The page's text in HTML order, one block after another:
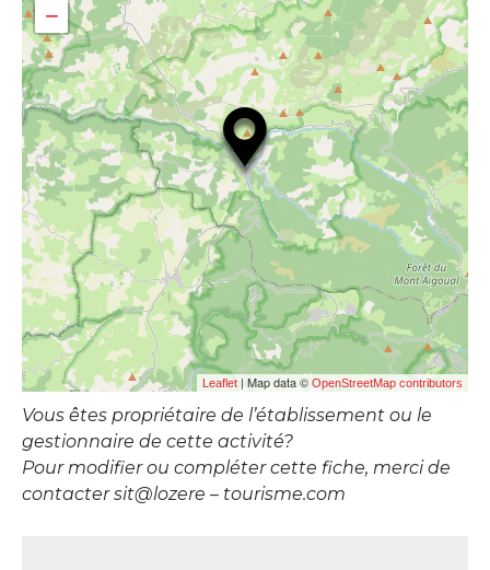
−
Leaflet | Map data © OpenStreetMap contributors
Vous êtes propriétaire de l’établissement ou le
gestionnaire de cette activité?
Pour modifier ou compléter cette fiche, merci de
contacter sit@lozere – tourisme.com